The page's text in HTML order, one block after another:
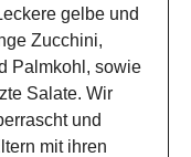
gelbe und
Zucchini,
Palmkohl, sowie
Salate. Wir
und
mit ihren